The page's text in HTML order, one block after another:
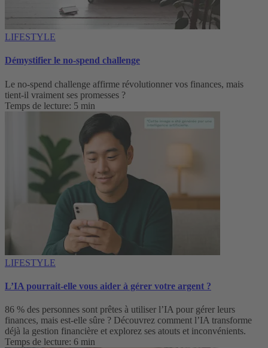
LIFESTYLE
Démystifier le no-spend challenge
Le no-spend challenge affirme révolutionner vos finances, mais
tient-il vraiment ses promesses ?
Temps de lecture: 5 min
LIFESTYLE
L’IA pourrait-elle vous aider à gérer votre argent ?
86 % des personnes sont prêtes à utiliser l’IA pour gérer leurs
finances, mais est-elle sûre ? Découvrez comment l’IA transforme
déjà la gestion financière et explorez ses atouts et inconvénients.
Temps de lecture: 6 min